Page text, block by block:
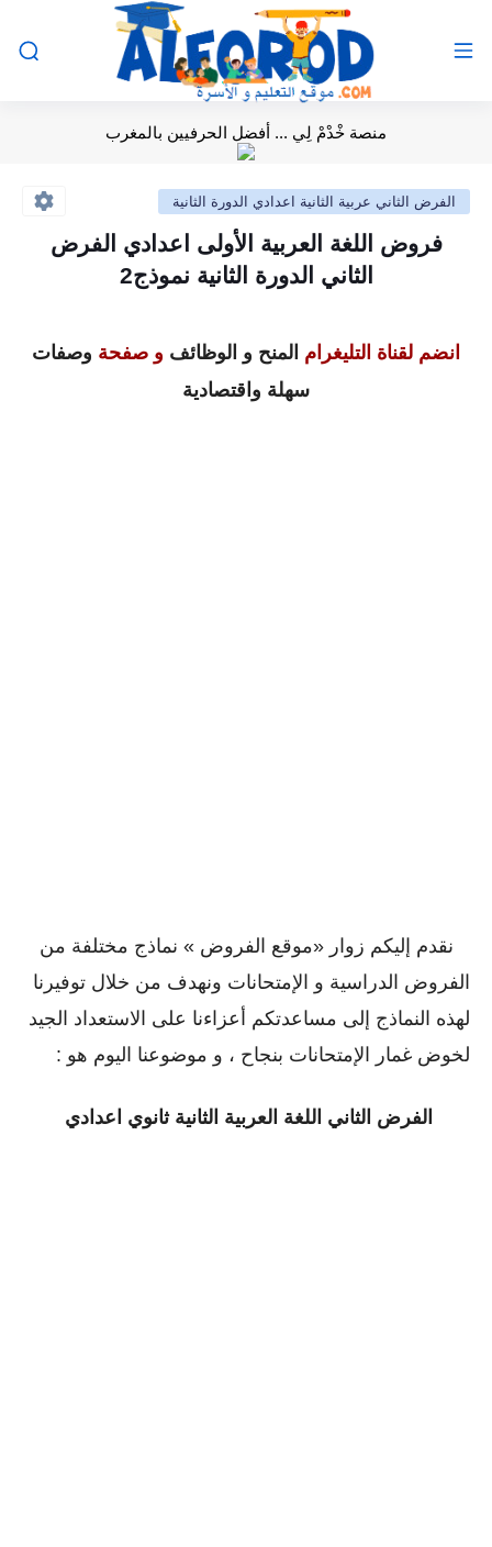
منصة خْدْمْ لِي ... أفضل الحرفيين بالمغرب
الفرض الثاني عربية الثانية اعدادي الدورة الثانية
فروض اللغة العربية الأولى اعدادي الفرض
الثاني الدورة الثانية نموذج2
انضم لقناة التليغرام المنح و الوظائف و صفحة وصفات
سهلة واقتصادية
نقدم إليكم زوار «موقع الفروض » نماذج مختلفة من
الفروض الدراسية و الإمتحانات ونهدف من خلال توفيرنا
لهذه النماذج إلى مساعدتكم أعزاءنا على الاستعداد الجيد
لخوض غمار الإمتحانات بنجاح ، و موضوعنا اليوم هو :
الفرض الثاني اللغة العربية الثانية ثانوي اعدادي